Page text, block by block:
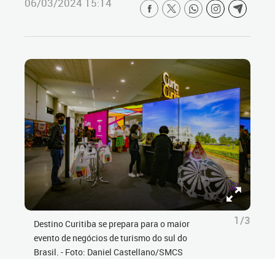
Destino Curitiba se prepara para o maior
evento de negócios de turismo do sul do
Brasil. - Foto: Daniel Castellano/SMCS
1/3